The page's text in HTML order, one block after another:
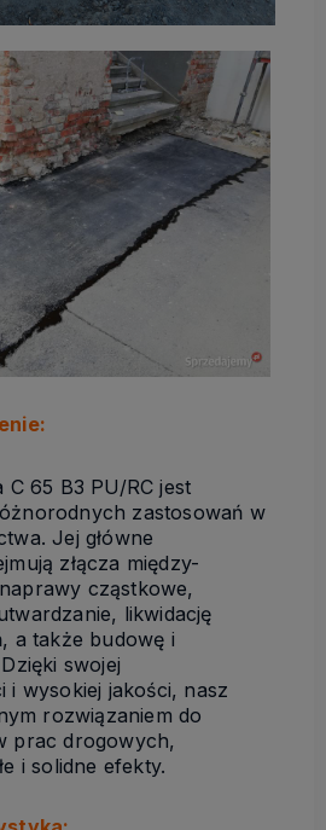
C 65 B3 PU/RC jest
zastosowań w
Jej główne
złącza między-
cząstkowe,
likwidację
a także budowę i
swojej
i wysokiej jakości, nasz
rozwiązaniem do
prac drogowych,
i solidne efekty.